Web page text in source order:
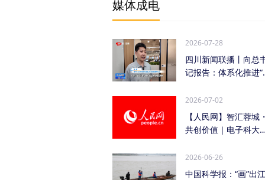
媒体成电
2026-07-28
四川新闻联播丨向总
记报告：体系化推进“
2026-07-02
【人民网】智汇蓉城
共创价值｜电子科大
2026-06-26
中国科学报：“画”出江